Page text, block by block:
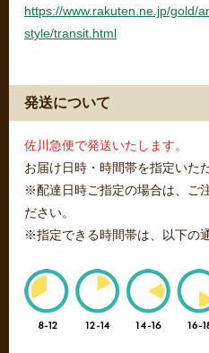
https://www.rakuten.ne.jp/gold/
style/transit.html
発送について
佐川急便で発送いたします。
お届け日時・時間帯を指定いた
※配達日時ご指定の場合は、ご
ださい。
※指定できる時間帯は、以下の